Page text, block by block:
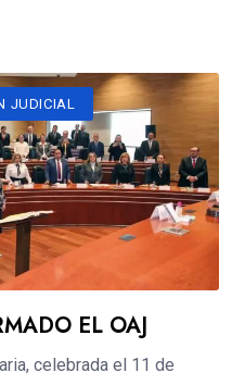
JUDICIAL
EL OAJ
celebrada el 11 de